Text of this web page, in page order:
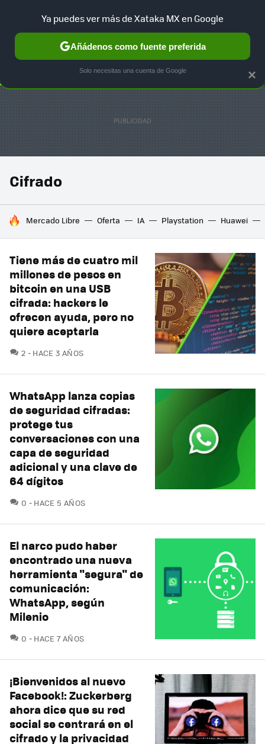
SELECCIÓN GAMING HOME AUTO TERRITORIO
Cifrado
HOY SE HABLA DE
Mercado Libre Oferta IA Playstation Huawei
Tiene más de cuatro mil
millones de pesos en
bitcoin en una USB
cifrada: hackers le
ofrecen ayuda, pero no
quiere aceptarla
2 COMENTARIOS
HACE 3 AÑOS
WhatsApp lanza copias
de seguridad cifradas:
protege tus
conversaciones con una
capa de seguridad
adicional y una clave de
64 dígitos
0 COMENTARIOS
HACE 5 AÑOS
El narco pudo haber
encontrado una nueva
herramienta "segura" de
comunicación:
WhatsApp, según
Milenio
0 COMENTARIOS
HACE 7 AÑOS
¡Bienvenidos al nuevo
Facebook!: Zuckerberg
ahora dice que su red
social se centrará en el
cifrado y la privacidad
×
Ya puedes ver más de Xataka MX en Google
Añádenos como fuente preferida
Solo necesitas una cuenta de Google